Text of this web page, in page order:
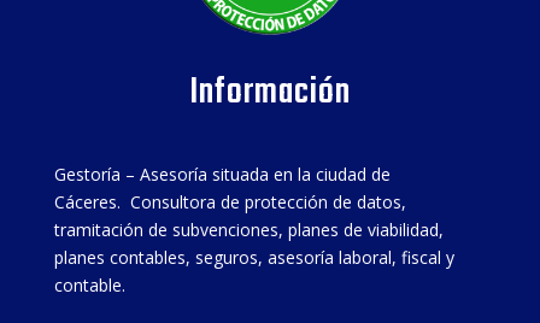
Información
Gestoría – Asesoría situada en la ciudad de
Cáceres. Consultora de protección de datos,
tramitación de subvenciones, planes de viabilidad,
planes contables, seguros, asesoría laboral, fiscal y
contable.